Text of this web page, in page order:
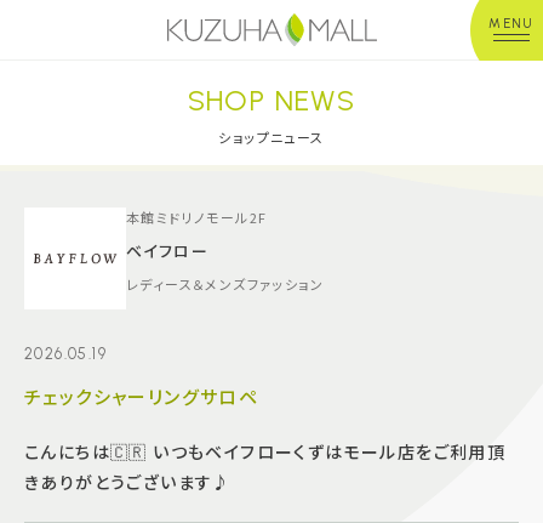
MENU
年中無休平 日：10:00~20:00
※店舗により異なる
ショップガイド
グルメ＆フード
SHOP NEWS
ショップニュース
本館ミドリノモール2F
ベイフロー
レディース＆メンズファッション
2026.05.19
チェックシャーリングサロペ
こんにちは🇨🇷 いつもベイフローくずはモール店をご利用頂
きありがとうございます♪